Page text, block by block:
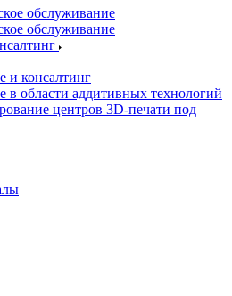
обслуживание
обслуживание
и консалтинг
в области аддитивных технологий
центров 3D-печати под